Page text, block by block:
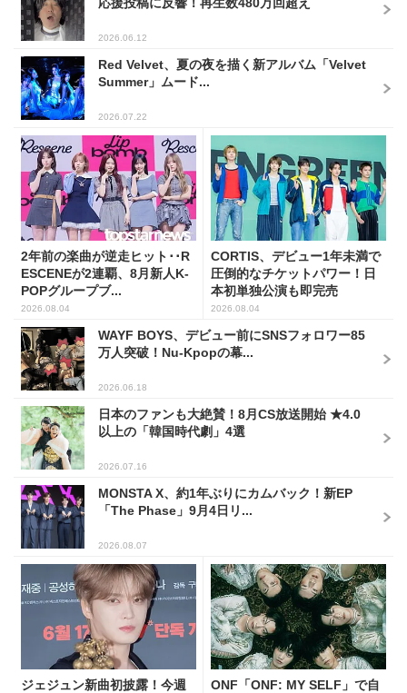
2026.06.12
Red Velvet、夏の夜を描く新アルバム「Velvet
Summer」ムード...
2026.07.22
2年前の楽曲が逆走ヒット･･R
ESCENEが2連覇、8月新人K-
POPグループブ...
2026.08.04
CORTIS、デビュー1年未満で
圧倒的なチケットパワー！日
本初単独公演も即完売
2026.08.04
WAYF BOYS、デビュー前にSNSフォロワー85
万人突破！Nu-Kpopの幕...
2026.06.18
日本のファンも大絶賛！8月CS放送開始 ★4.0
以上の「韓国時代劇」4選
2026.07.16
MONSTA X、約1年ぶりにカムバック！新EP
「The Phase」9月4日リ...
2026.08.07
ジェジュン新曲初披露！今週
ONF「ONF: MY SELF」で自